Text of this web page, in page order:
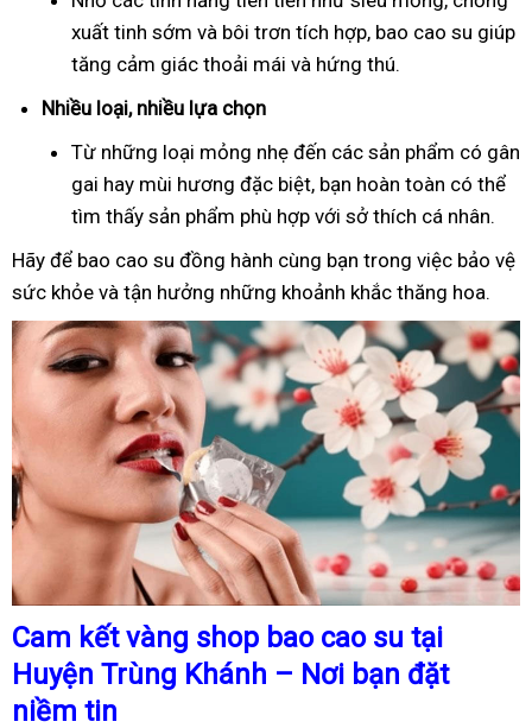
xuất tinh sớm và bôi trơn tích hợp, bao cao su giúp
tăng cảm giác thoải mái và hứng thú.
Nhiều loại, nhiều lựa chọn
Từ những loại mỏng nhẹ đến các sản phẩm có gân
gai hay mùi hương đặc biệt, bạn hoàn toàn có thể
tìm thấy sản phẩm phù hợp với sở thích cá nhân.
Hãy để bao cao su đồng hành cùng bạn trong việc bảo vệ
sức khỏe và tận hưởng những khoảnh khắc thăng hoa.
Cam kết vàng shop bao cao su tại
Huyện Trùng Khánh – Nơi bạn đặt
niềm tin